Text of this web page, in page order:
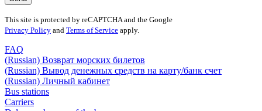
This site is protected by reCAPTCHA and the Google
Privacy Policy and Terms of Service apply.
FAQ
(Russian) Возврат морских билетов
(Russian) Вывод денежных средств на карту/банк счет
(Russian) Личный кабинет
Bus stations
Carriers